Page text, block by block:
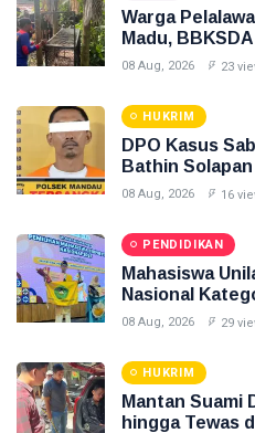
Warga
Madu,
Jebak
08 Aug, 2026 23
HUKRIM
DPO Kasus
Bathin Solapan
08 Aug, 2026 16
PENDIDIKAN
Mahasiswa
Nasional
08 Aug, 2026 29
HUKRIM
Mantan Suami
hingga Tewas